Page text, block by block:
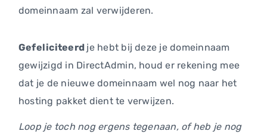
domeinnaam zal verwijderen.
Gefeliciteerd je hebt bij deze je domeinnaam
gewijzigd in DirectAdmin, houd er rekening mee
dat je de nieuwe domeinnaam wel nog naar het
hosting pakket dient te verwijzen.
Loop je toch nog ergens tegenaan, of heb je nog